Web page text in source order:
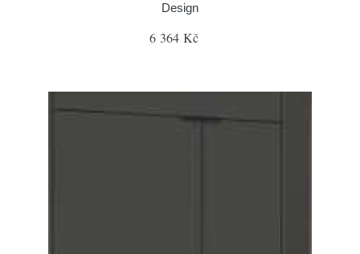
Design
6 364 Kč